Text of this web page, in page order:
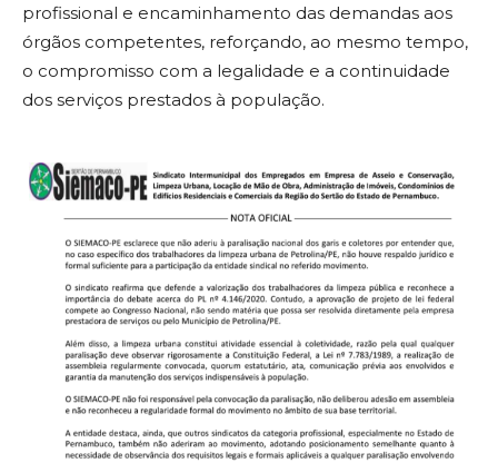
profissional e encaminhamento das demandas aos
órgãos competentes, reforçando, ao mesmo tempo,
o compromisso com a legalidade e a continuidade
dos serviços prestados à população.